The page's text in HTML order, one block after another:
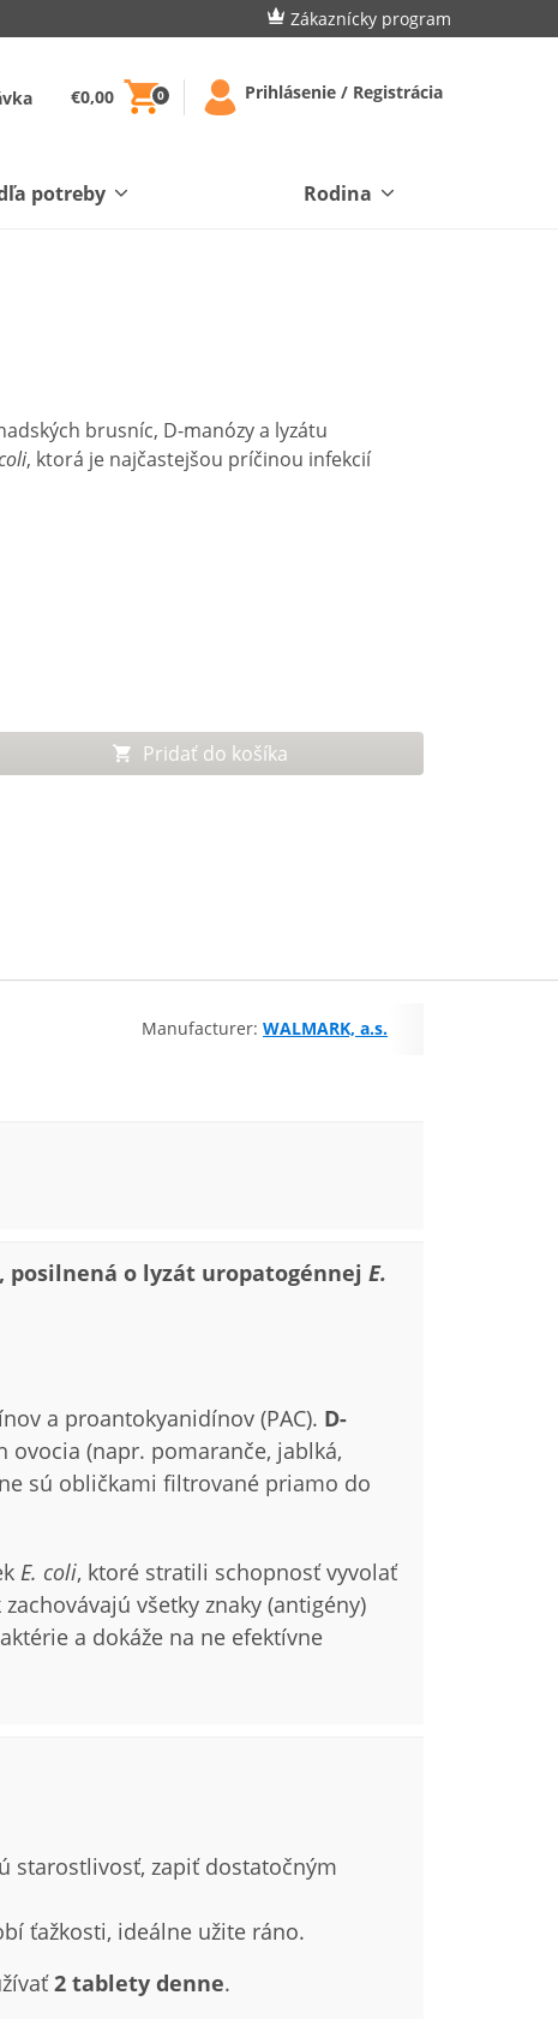
Zákaznícky program
€0,00 0 Prihlásenie / Registrácia
potreby Rodina
brusníc, D-manózy a lyzátu
, ktorá je najčastejšou príčinou infekcií
Pridať do košíka
Manufacturer: WALMARK, a.s.
posilnená o lyzát uropatogénnej E.
a proantokyanidínov (PAC). D-
(napr. pomaranče, jablká,
sú obličkami filtrované priamo do
E. coli, ktoré stratili schopnosť vyvolať
všetky znaky (antigény)
a dokáže na ne efektívne
starostlivosť, zapiť dostatočným
ťažkosti, ideálne užite ráno.
2 tablety denne.